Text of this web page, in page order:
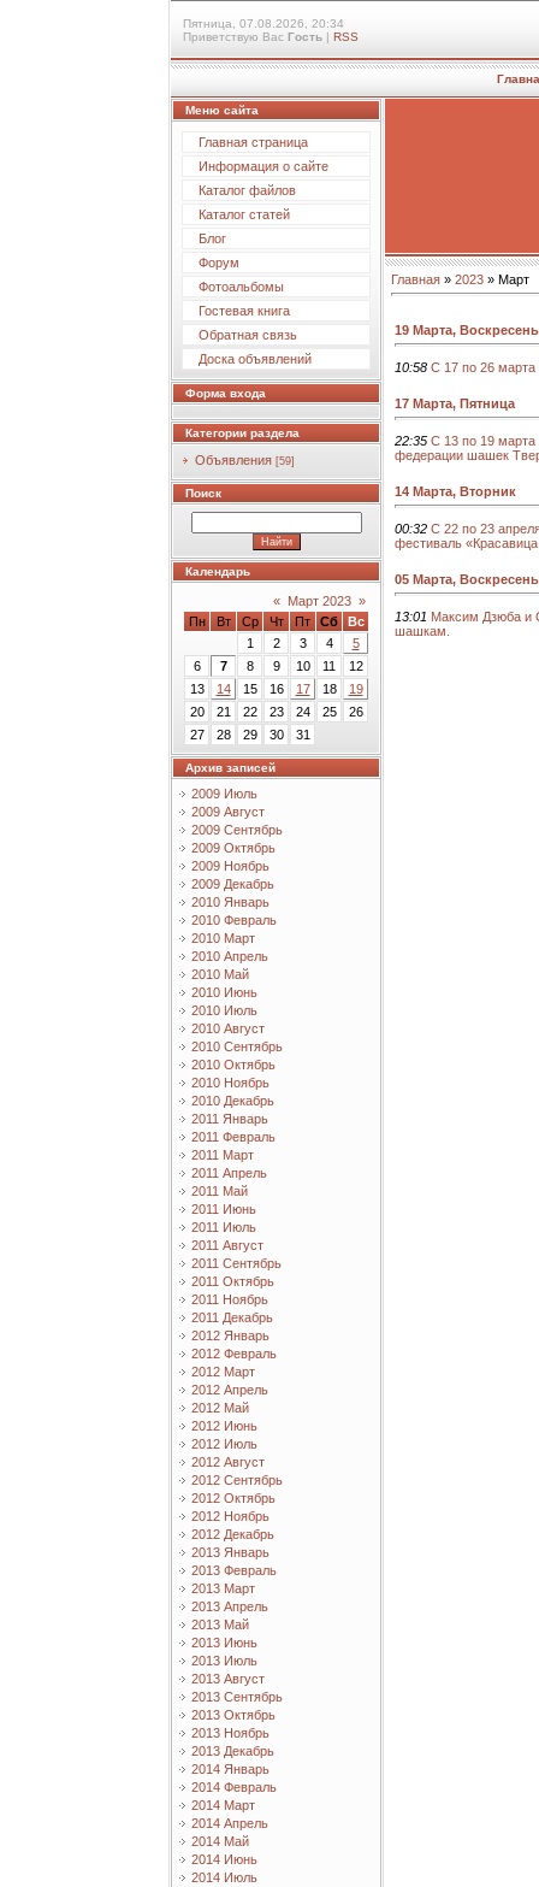
Пятница, 07.08.2026, 20:34
Приветствую Вас Гость | RSS
Меню сайта
Главная страница
Информация о сайте
Каталог файлов
Каталог статей
Блог
Форум
Фотоальбомы
Гостевая книга
Обратная связь
Доска объявлений
Форма входа
Категории раздела
Объявления [59]
Поиск
Календарь
« Март 2023 »
Пн
Вт Ср Чт Пт Сб
Вс
1
2 3 4
5
6
7 8 9 10 11
12
13
14 15 16 17 18
19
20
21 22 23 24 25
26
27
28 29 30 31
Архив записей
2009 Июль
2009 Август
2009 Сентябрь
2009 Октябрь
2009 Ноябрь
2009 Декабрь
2010 Январь
2010 Февраль
2010 Март
2010 Апрель
2010 Май
2010 Июнь
2010 Июль
2010 Август
2010 Сентябрь
2010 Октябрь
2010 Ноябрь
2010 Декабрь
2011 Январь
2011 Февраль
2011 Март
2011 Апрель
2011 Май
2011 Июнь
2011 Июль
2011 Август
2011 Сентябрь
2011 Октябрь
2011 Ноябрь
2011 Декабрь
2012 Январь
2012 Февраль
2012 Март
2012 Апрель
2012 Май
2012 Июнь
2012 Июль
2012 Август
2012 Сентябрь
2012 Октябрь
2012 Ноябрь
2012 Декабрь
2013 Январь
2013 Февраль
2013 Март
2013 Апрель
2013 Май
2013 Июнь
2013 Июль
2013 Август
2013 Сентябрь
2013 Октябрь
2013 Ноябрь
2013 Декабрь
2014 Январь
2014 Февраль
2014 Март
2014 Апрель
2014 Май
2014 Июнь
2014 Июль
Главная » 2023 » Март
19 Марта,
10:58 С 17 по 26 марта
17 Марта, Пятница
22:35 С 13 по 19 марта
федерации шашек
14 Марта, Вторник
00:32 С 22 по 23
фестиваль
05 Марта,
13:01 Максим Дзюба и
шашкам.